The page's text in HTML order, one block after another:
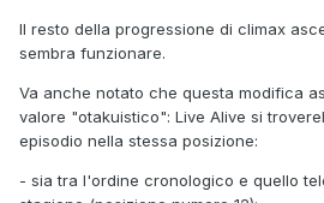
Il resto della progressione di climax
sembra funzionare.
Va anche notato che questa modifica
valore "otakuistico": Live Alive si
episodio nella stessa posizione:
- sia tra l'ordine cronologico e quello